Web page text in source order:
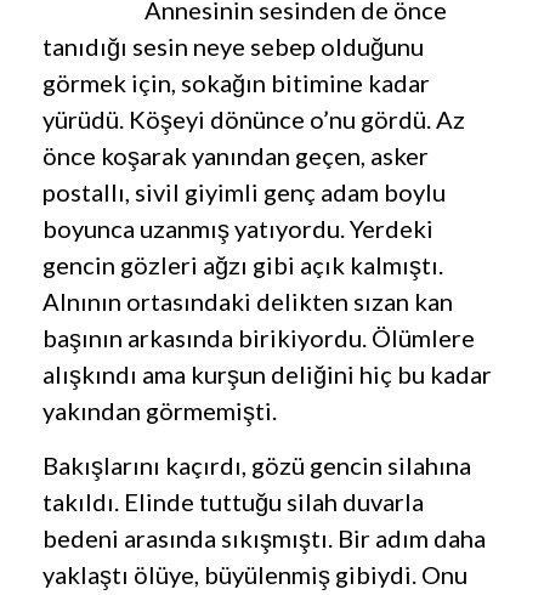
Annesinin sesinden de önce
tanıdığı sesin neye sebep olduğunu
görmek için, sokağın bitimine kadar
yürüdü. Köşeyi dönünce o’nu gördü. Az
önce koşarak yanından geçen, asker
postallı, sivil giyimli genç adam boylu
boyunca uzanmış yatıyordu. Yerdeki
gencin gözleri ağzı gibi açık kalmıştı.
Alnının ortasındaki delikten sızan kan
başının arkasında birikiyordu. Ölümlere
alışkındı ama kurşun deliğini hiç bu kadar
yakından görmemişti.
Bakışlarını kaçırdı, gözü gencin silahına
takıldı. Elinde tuttuğu silah duvarla
bedeni arasında sıkışmıştı. Bir adım daha
yaklaştı ölüye, büyülenmiş gibiydi. Onu